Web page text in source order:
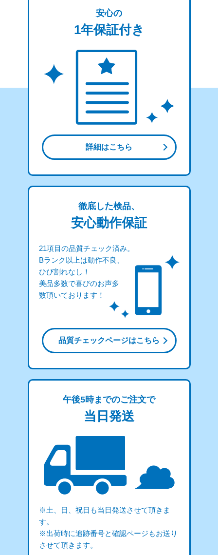
安心の
1年保証付き
詳細はこちら
徹底した検品、
安心動作保証
21項目の品質チェック済み。
Bランク以上は動作不良、
ひび割れなし！
美品多数で喜びのお声多
数頂いております！
品質チェックページはこちら
午後5時までのご注文で
当日発送
※土、日、祝日も当日発送させて頂きま
す。
※出荷時に追跡番号と確認ページもお送り
させて頂きます。